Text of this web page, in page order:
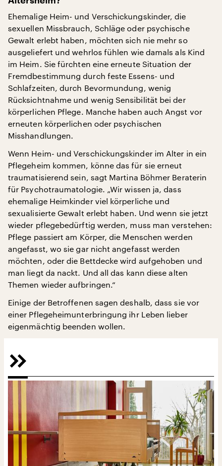
Ehemalige Heim- und Verschickungskinder, die
sexuellen Missbrauch, Schläge oder psychische
Gewalt erlebt haben, möchten sich nie mehr so
ausgeliefert und wehrlos fühlen wie damals als Kind
im Heim. Sie fürchten eine erneute Situation der
Fremdbestimmung durch feste Essens- und
Schlafzeiten, durch Bevormundung, wenig
Rücksichtnahme und wenig Sensibilität bei der
körperlichen Pflege. Manche haben auch Angst vor
erneuten körperlichen oder psychischen
Misshandlungen.
Wenn Heim- und Verschickungskinder im Alter in ein
Pflegeheim kommen, könne das für sie erneut
traumatisierend sein, sagt Martina Böhmer Beraterin
für Psychotraumatologie. „Wir wissen ja, dass
ehemalige Heimkinder viel körperliche und
sexualisierte Gewalt erlebt haben. Und wenn sie jetzt
wieder pflegebedürftig werden, muss man verstehen:
Pflege passiert am Körper, die Menschen werden
angefasst, wo sie gar nicht angefasst werden
möchten, oder die Bettdecke wird aufgehoben und
man liegt da nackt. Und all das kann diese alten
Themen wieder aufbringen.“
Einige der Betroffenen sagen deshalb, dass sie vor
einer Pflegeheimunterbringung ihr Leben lieber
eigenmächtig beenden wollen.